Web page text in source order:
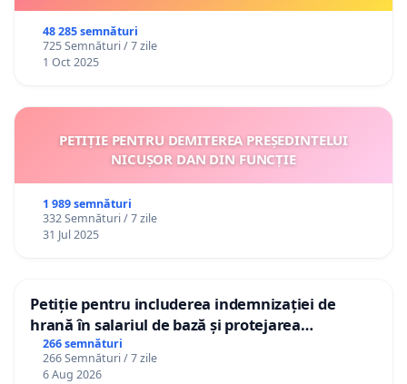
48 285 semnături
725 Semnături / 7 zile
1 Oct 2025
PETIȚIE PENTRU DEMITEREA PREȘEDINTELUI
NICUȘOR DAN DIN FUNCȚIE
1 989 semnături
332 Semnături / 7 zile
31 Jul 2025
Petiție pentru includerea indemnizației de
hrană în salariul de bază și protejarea
gradațiilor de vechime pentru asistenții
personali
266 semnături
266 Semnături / 7 zile
6 Aug 2026